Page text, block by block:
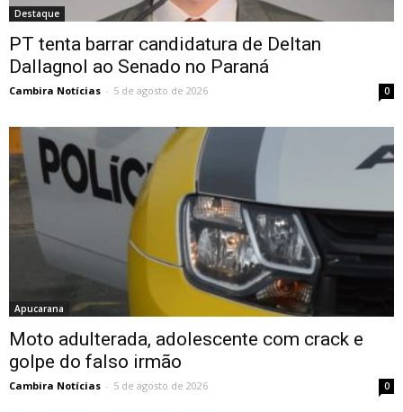
Destaque
PT tenta barrar candidatura de Deltan
Dallagnol ao Senado no Paraná
Cambira Notícias - 5 de agosto de 2026 0
Apucarana
Moto adulterada, adolescente com crack e
golpe do falso irmão
Cambira Notícias - 5 de agosto de 2026 0